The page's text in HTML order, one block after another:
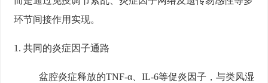
环节间接作用实现。
1. 共同的炎症因子通路
盆腔炎症释放的TNF-α、IL-6等促炎因子，与类风湿